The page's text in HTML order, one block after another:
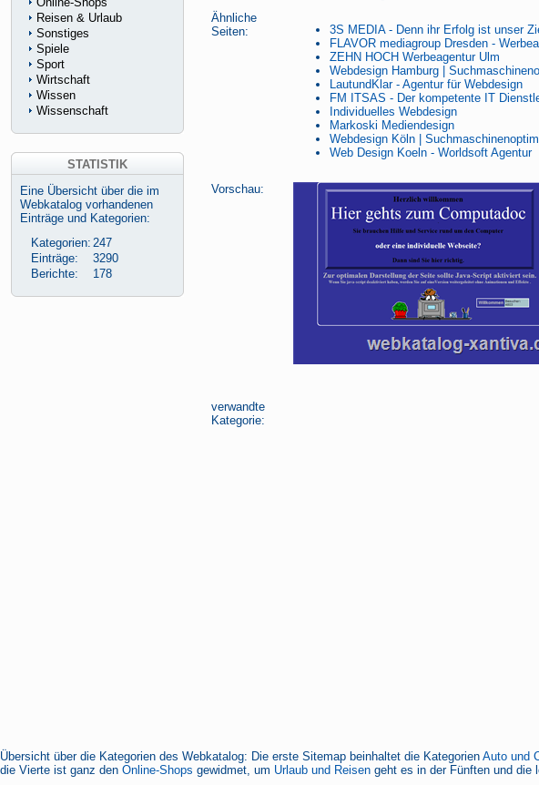
Ähnliche
Seiten:
3S MEDIA - Denn ihr Erfolg ist unser
FLAVOR mediagroup Dresden -
ZEHN HOCH Werbeagentur Ulm
Webdesign Hamburg |
LautundKlar - Agentur für Webdesign
FM ITSAS - Der kompetente IT
Individuelles Webdesign
Markoski Mediendesign
Webdesign Köln |
Web Design Koeln - Worldsoft Agentur
Vorschau:
verwandte
Kategorie:
Übersicht über die Kategorien des Webkatalog: Die erste Sitemap beinhaltet die Kategorien Auto und
die Vierte ist ganz den Online-Shops gewidmet, um Urlaub und Reisen geht es in der Fünften und
Reisen & Urlaub
Sonstiges
Spiele
Sport
Wirtschaft
Wissen
Wissenschaft
STATISTIK
Eine Übersicht über die im
Webkatalog vorhandenen
Einträge und Kategorien:
Kategorien: 247
Einträge:
3290
Berichte:
178